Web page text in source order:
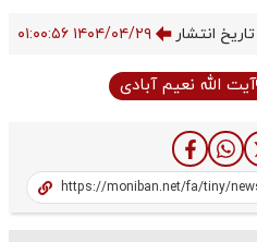
تاریخ انتشار ۱۴۰۴/۰۴/۲۹ ۰۱:۰۰:۵۶
آیت الله نعیم آبادی